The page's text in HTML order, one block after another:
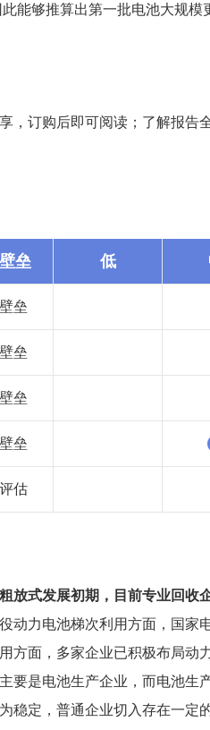
能够推算出第一批电池大规
，订购后即可阅读；了解报告
垒 低
垒
垒
垒
垒
估
放式发展初期，目前专业回收
动力电池梯次利用方面，国家
方面，多家企业已积极布局
要是电池生产企业，而电池
稳定，普通企业切入存在一